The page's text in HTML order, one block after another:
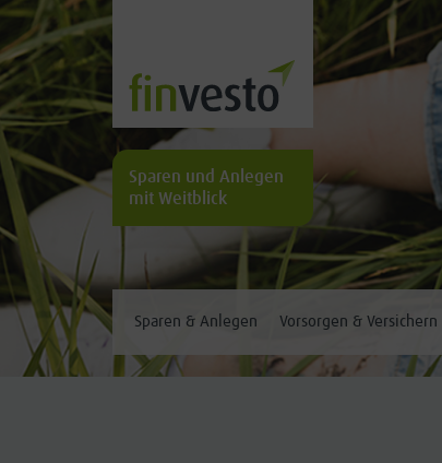
Sparen und Anlegen
mit Weitblick
Sparen & Anlegen Vorsorgen & Versichern